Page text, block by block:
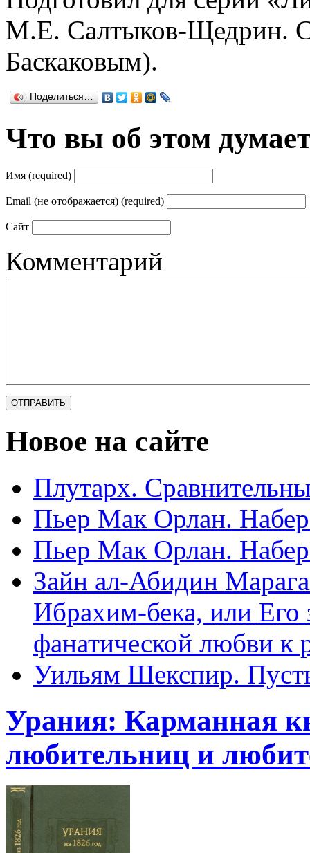
М.Е. Салтыков-Щедрин.
Баскаковым).
Поделиться…
Что вы об этом
Имя (required)
Email (не отображается) (required)
Сайт
Комментарий
Новое на сайте
Плутарх.
Пьер Мак Орлан.
Пьер Мак Орлан.
Зайн ал-Абидин
Ибрахим-бека, или
фанатической любви к
Уильям Шекспир.
Урания: Карманная
любительниц и